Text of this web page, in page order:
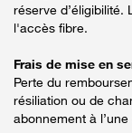
réserve d’éligibilité.
l'accès fibre.
Frais de mise en
Perte du
résiliation ou de
abonnement à